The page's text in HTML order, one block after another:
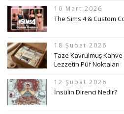
10 Mart 2026
The Sims 4 & Custom
18 Şubat 2026
Taze Kavrulmuş Kahve
Lezzetin Püf Noktaları
12 Şubat 2026
İnsülin Direnci Nedir?